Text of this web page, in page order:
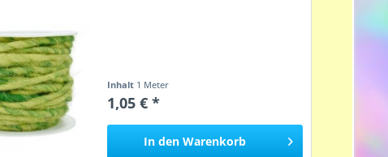
Inhalt 1 Meter
1,05 € *
In den Warenkorb